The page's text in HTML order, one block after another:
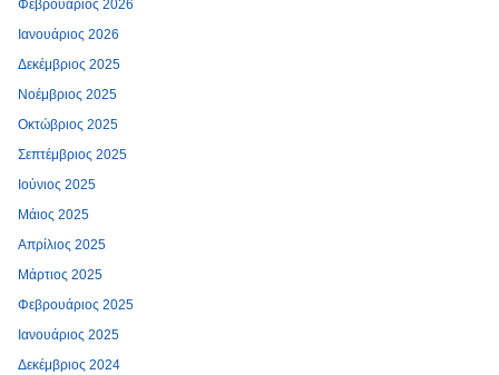
Φεβρουάριος 2026
Ιανουάριος 2026
Δεκέμβριος 2025
Νοέμβριος 2025
Οκτώβριος 2025
Σεπτέμβριος 2025
Ιούνιος 2025
Μάιος 2025
Απρίλιος 2025
Μάρτιος 2025
Φεβρουάριος 2025
Ιανουάριος 2025
Δεκέμβριος 2024